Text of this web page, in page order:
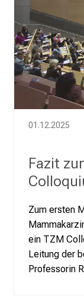
01.12.2025
Fazit
Zum ersten
ein TZM
Leitung der
Professorin